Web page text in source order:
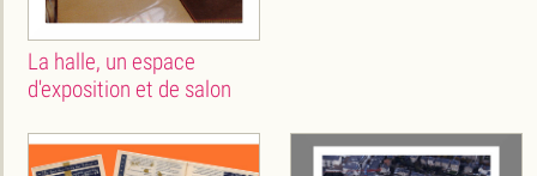
La halle, un espace
d'exposition et de salon